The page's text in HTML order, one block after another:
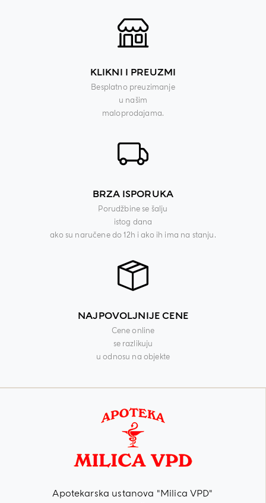
KLIKNI I PREUZMI
Besplatno preuzimanje
u našim
maloprodajama.
BRZA ISPORUKA
Porudžbine se šalju
istog dana
ako su naručene do 12h i ako ih ima na stanju.
NAJPOVOLJNIJE CENE
Cene online
se razlikuju
u odnosu na objekte
Apotekarska ustanova "Milica VPD"